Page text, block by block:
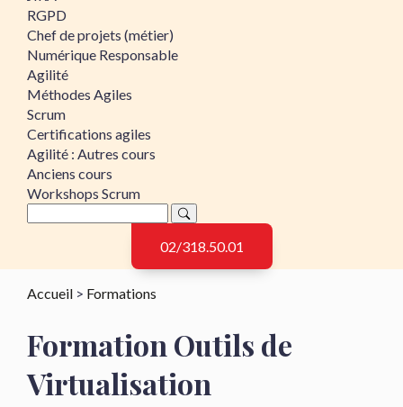
RGPD
Chef de projets (métier)
Numérique Responsable
Agilité
Méthodes Agiles
Scrum
Certifications agiles
Agilité : Autres cours
Anciens cours
Workshops Scrum
02/318.50.01
Accueil > Formations
Formation Outils de
Virtualisation